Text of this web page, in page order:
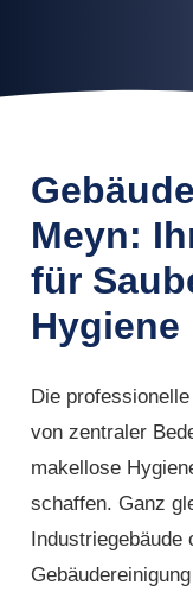
Meyn:
für
Hygiene
Die
von zentraler
makellose
schaffen. Ganz
Industriegebäude